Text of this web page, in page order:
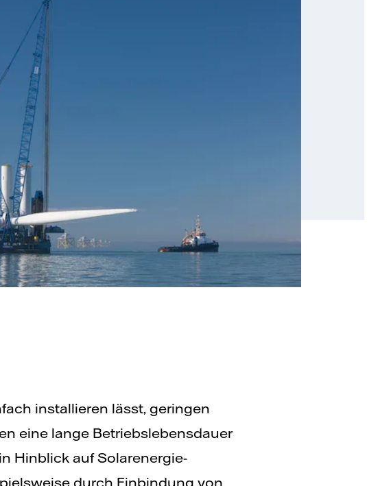
installieren lässt, geringen
eine lange Betriebslebensdauer
Hinblick auf Solarenergie-
durch Einbindung von